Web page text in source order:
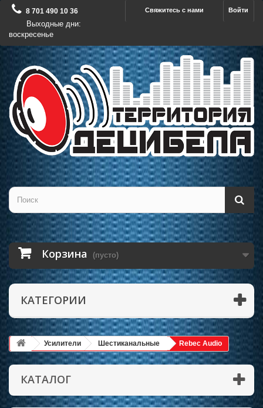
Войти
Свяжитесь с нами
8 701 490 10 36
Выходные дни:
воскресенье
Корзина (пусто)
КАТЕГОРИИ
Усилители Шестиканальные Rebec Audio
КАТАЛОГ